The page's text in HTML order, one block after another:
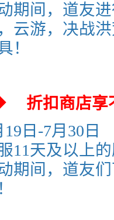
期间，道友
云游，决战
！
折扣商店享
19日-7月30日
11天及以上
期间，道友